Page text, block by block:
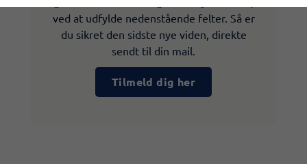
ved at udfylde nedenstående felter. Så er
du sikret den sidste nye viden, direkte
sendt til din mail.
Tilmeld dig her